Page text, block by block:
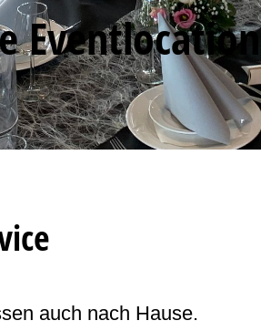
Eventlocation
auch nach Hause.